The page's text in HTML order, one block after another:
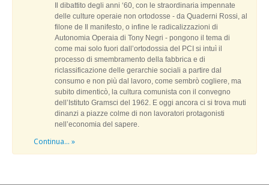
Il dibattito degli anni ‘60, con le straordinaria impennate
delle culture operaie non ortodosse - da Quaderni Rossi, al
filone de Il manifesto, o infine le radicalizzazioni di
Autonomia Operaia di Tony Negri - pongono il tema di
come mai solo fuori dall’ortodossia del PCI si intuì il
processo di smembramento della fabbrica e di
riclassificazione delle gerarchie sociali a partire dal
consumo e non più dal lavoro, come sembrò cogliere, ma
subito dimenticò, la cultura comunista con il convegno
dell’Istituto Gramsci del 1962. E oggi ancora ci si trova muti
dinanzi a piazze colme di non lavoratori protagonisti
nell’economia del sapere.
Continua... »